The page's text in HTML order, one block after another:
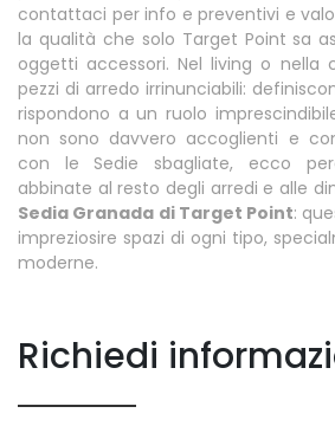
contattaci per info e preventivi e
la qualità che solo Target Point sa
oggetti accessori. Nel living o nella
pezzi di arredo irrinunciabili:
rispondono a un ruolo
non sono davvero accoglienti e
con le Sedie sbagliate, ecco
abbinate al resto degli arredi e alle
Sedia Granada di Target Point:
impreziosire spazi di ogni tipo,
moderne.
Richiedi